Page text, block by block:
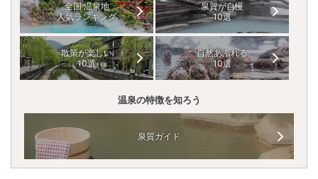
全国 温泉地
人気ランキング
泉質が自慢
10選
散策が楽しい
10選
自然あふれる
10選
温泉の特徴を知ろう
泉質ガイド